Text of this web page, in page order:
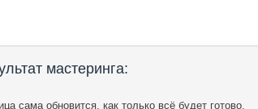
мастеринга:
сама обновится, как только всё будет готово.